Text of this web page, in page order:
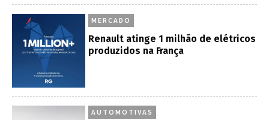
MERCADO
Renault atinge 1 milhão de elétricos
produzidos na França
AUTOMOTIVAS